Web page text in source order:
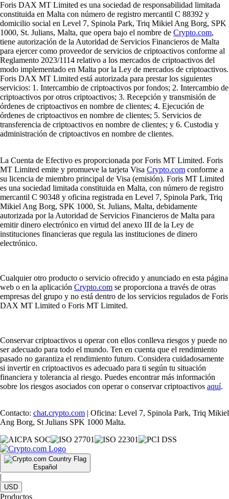
Foris DAX MT Limited es una sociedad de responsabilidad limitada
constituida en Malta con número de registro mercantil C 88392 y
domicilio social en Level 7, Spinola Park, Triq Mikiel Ang Borg, SPK
1000, St. Julians, Malta, que opera bajo el nombre de Crypto.com,
tiene autorización de la Autoridad de Servicios Financieros de Malta
para ejercer como proveedor de servicios de criptoactivos conforme al
Reglamento 2023/1114 relativo a los mercados de criptoactivos del
modo implementado en Malta por la Ley de mercados de criptoactivos.
Foris DAX MT Limited está autorizada para prestar los siguientes
servicios: 1. Intercambio de criptoactivos por fondos; 2. Intercambio de
criptoactivos por otros criptoactivos; 3. Recepción y transmisión de
órdenes de criptoactivos en nombre de clientes; 4. Ejecución de
órdenes de criptoactivos en nombre de clientes; 5. Servicios de
transferencia de criptoactivos en nombre de clientes; y 6. Custodia y
administración de criptoactivos en nombre de clientes.
La Cuenta de Efectivo es proporcionada por Foris MT Limited. Foris
MT Limited emite y promueve la tarjeta Visa Crypto.com conforme a
su licencia de miembro principal de Visa (emisión). Foris MT Limited
es una sociedad limitada constituida en Malta, con número de registro
mercantil C 90348 y oficina registrada en Level 7, Spinola Park, Triq
Mikiel Ang Borg, SPK 1000, St. Julians, Malta, debidamente
autorizada por la Autoridad de Servicios Financieros de Malta para
emitir dinero electrónico en virtud del anexo III de la Ley de
instituciones financieras que regula las instituciones de dinero
electrónico.
Cualquier otro producto o servicio ofrecido y anunciado en esta página
web o en la aplicación Crypto.com se proporciona a través de otras
empresas del grupo y no está dentro de los servicios regulados de Foris
DAX MT Limited o Foris MT Limited.
Conservar criptoactivos u operar con ellos conlleva riesgos y puede no
ser adecuado para todo el mundo. Ten en cuenta que el rendimiento
pasado no garantiza el rendimiento futuro. Considera cuidadosamente
si invertir en criptoactivos es adecuado para ti según tu situación
financiera y tolerancia al riesgo. Puedes encontrar más información
sobre los riesgos asociados con operar o conservar criptoactivos aquí.
Contacto: chat.crypto.com | Oficina: Level 7, Spinola Park, Triq Mikiel
Ang Borg, St Julians SPK 1000 Malta.
Español
|
USD
Productos